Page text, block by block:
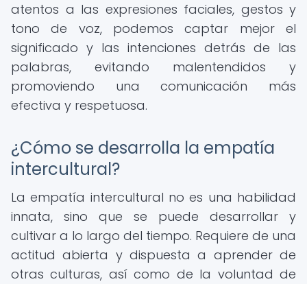
atentos a las expresiones faciales, gestos y
tono de voz, podemos captar mejor el
significado y las intenciones detrás de las
palabras, evitando malentendidos y
promoviendo una comunicación más
efectiva y respetuosa.
¿Cómo se desarrolla la empatía
intercultural?
La empatía intercultural no es una habilidad
innata, sino que se puede desarrollar y
cultivar a lo largo del tiempo. Requiere de una
actitud abierta y dispuesta a aprender de
otras culturas, así como de la voluntad de